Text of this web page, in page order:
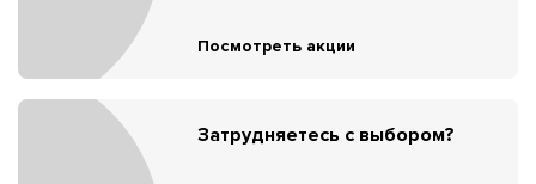
Посмотреть акции
Затрудняетесь с выбором?